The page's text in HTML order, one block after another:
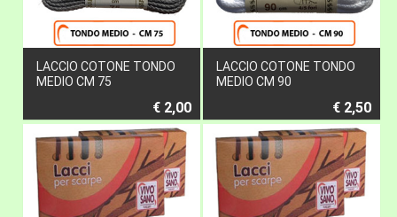
LACCIO COTONE TONDO
MEDIO CM 75
€ 2,00
LACCIO COTONE TONDO
MEDIO CM 90
€ 2,50